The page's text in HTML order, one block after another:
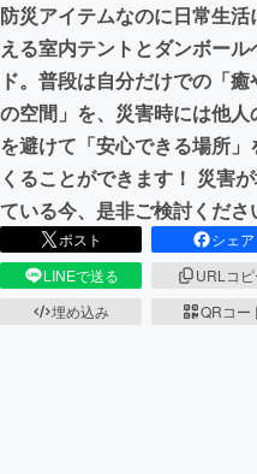
CAMPFIREふるさと
防災アイテムなのに日常生活
える室内テントとダンボール
ド。普段は自分だけでの「癒
の空間」を、災害時には他人
を避けて「安心できる場所」
くることができます！ 災害が
ている今、是非ご検討くださ
ポスト
シェア
LINEで送る
URLコピ
埋め込み
QRコー